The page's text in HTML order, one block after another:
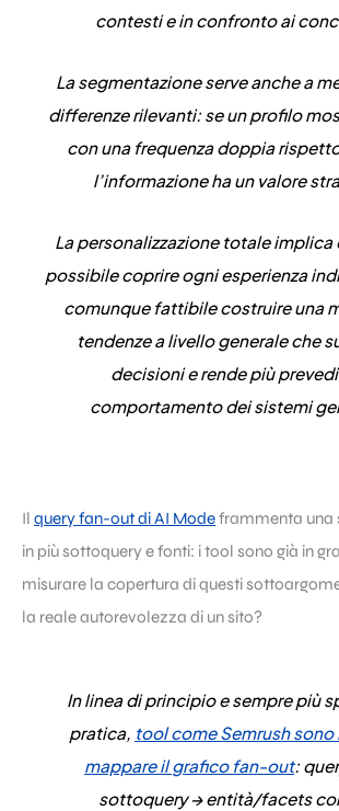
contesti e in confronto ai
La segmentazione serve anche a
differenze rilevanti: se un profilo
con una frequenza doppia
l’informazione ha un valore
La personalizzazione totale implica
possibile coprire ogni esperienza
comunque fattibilecostruire una
tendenze a livello generaleche
decisioni e rende più
comportamento dei sistemi
Il query fan-out di AI Modeframmenta una
in più sottoquery e fonti: i tool sono già in
misurare la copertura di questi
la reale autorevolezza di un sito?
In linea di principio e sempre più
pratica, tool come Semrush sono
mappare il grafico fan-out:
sottoquery → entità/facets